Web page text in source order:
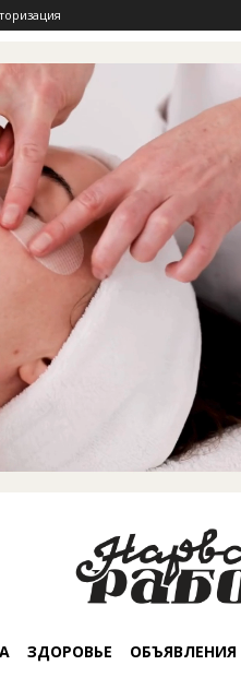
ЗДОРОВЬЕ ОБЪЯВЛЕНИЯ